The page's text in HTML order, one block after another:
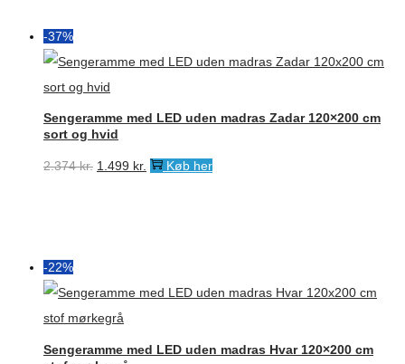
-37%
Sengeramme med LED uden madras Zadar 120×200 cm
sort og hvid
2.374kr. Den
1.499 kr. DenKøb her
-22%
Sengeramme med LED uden madras Hvar 120×200 cm